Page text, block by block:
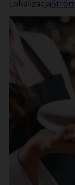
Lokalizacja